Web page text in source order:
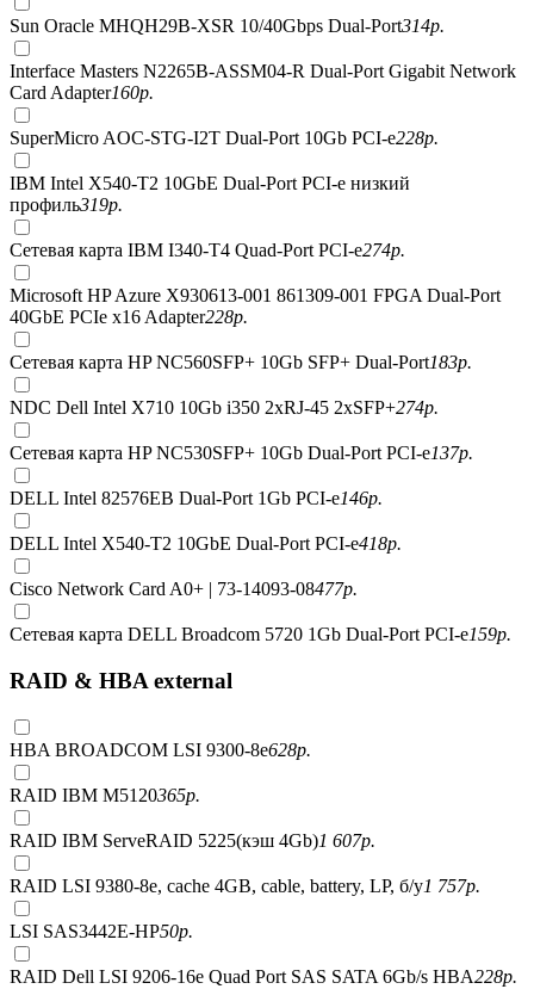
Sun Oracle MHQH29B-XSR 10/40Gbps Dual-Port314р.
Interface Masters N2265B-ASSM04-R Dual-Port Gigabit Network
Card Adapter160р.
SuperMicro AOC-STG-I2T Dual-Port 10Gb PCI-e228р.
IBM Intel X540-T2 10GbE Dual-Port PCI-e низкий
профиль319р.
Сетевая карта IBM I340-T4 Quad-Port PCI-e274р.
Microsoft HP Azure X930613-001 861309-001 FPGA Dual-Port
40GbE PCIe x16 Adapter228р.
Сетевая карта HP NC560SFP+ 10Gb SFP+ Dual-Port183р.
NDC Dell Intel X710 10Gb i350 2xRJ-45 2xSFP+274р.
Сетевая карта HP NC530SFP+ 10Gb Dual-Port PCI-e137р.
DELL Intel 82576EB Dual-Port 1Gb PCI-e146р.
DELL Intel X540-T2 10GbE Dual-Port PCI-e418р.
Cisco Network Card A0+ | 73-14093-08477р.
Сетевая карта DELL Broadcom 5720 1Gb Dual-Port PCI-e159р.
RAID & HBA external
HBA BROADCOM LSI 9300-8e628р.
RAID IBM M5120365р.
RAID IBM ServeRAID 5225(кэш 4Gb)1 607р.
RAID LSI 9380-8e, сache 4GB, cable, battery, LP, б/у1 757р.
LSI SAS3442E-HP50р.
RAID Dell LSI 9206-16e Quad Port SAS SATA 6Gb/s HBA228р.